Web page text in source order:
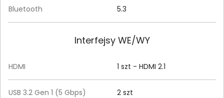
Bluetooth 5.3
Interfejsy WE/WY
HDMI 1 szt - HDMI 2.1
USB 3.2 Gen 1 (5 Gbps) 2 szt